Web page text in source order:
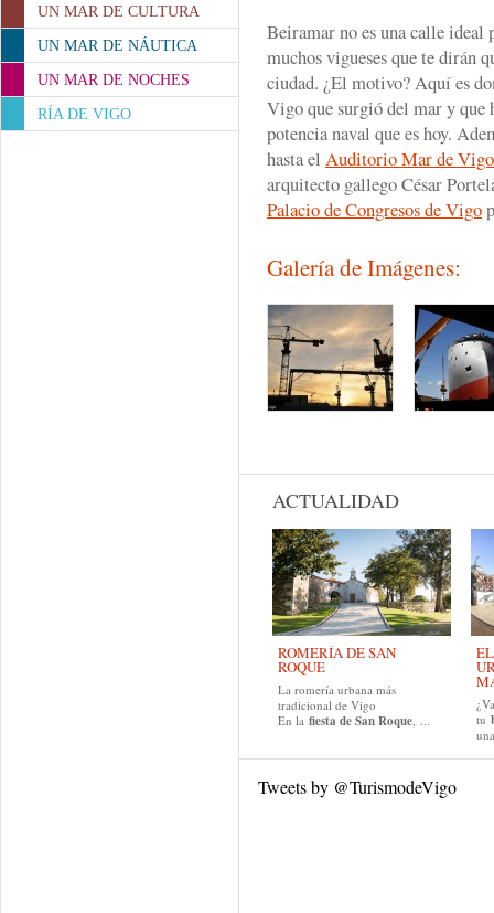
UN MAR DE CULTURA
UN MAR DE NÁUTICA
UN MAR DE NOCHES
RÍA DE VIGO
Beiramar no es una calle ideal
muchos vigueses que te dirán
ciudad. ¿El motivo? Aquí es
Vigo que surgió del mar y que
potencia naval que es hoy.
hasta el Auditorio Mar de Vigo
arquitecto gallego César
Palacio de Congresos de Vigo
Galería de Imágenes:
ACTUALIDAD
ROMERÍA DE SAN
ROQUE
La romería urbana más
tradicional de Vigo
En la fiesta de San Roque, ...
tu
Tweets by @TurismodeVigo